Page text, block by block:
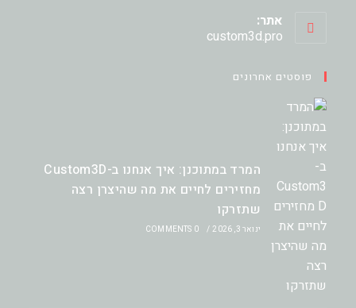
אתר:
custom3d.pro
פוסטים אחרונים
המרד במתוכנן: איך אנחנו ב-Custom3D
מחזירים לחיים את מה שהיצרן רצה
שתזרקו
ינואר 3, 2026 /
0 COMMENTS